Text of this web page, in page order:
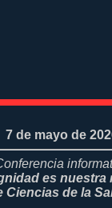
7 de mayo de
es
Ciencias de la